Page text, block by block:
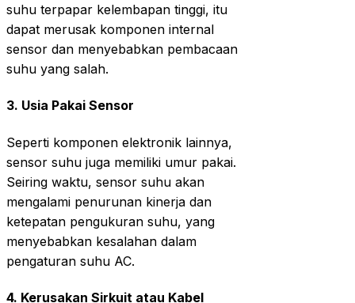
suhu terpapar kelembapan tinggi, itu
dapat merusak komponen internal
sensor dan menyebabkan pembacaan
suhu yang salah.
3. Usia Pakai Sensor
Seperti komponen elektronik lainnya,
sensor suhu juga memiliki umur pakai.
Seiring waktu, sensor suhu akan
mengalami penurunan kinerja dan
ketepatan pengukuran suhu, yang
menyebabkan kesalahan dalam
pengaturan suhu AC.
4. Kerusakan Sirkuit atau Kabel